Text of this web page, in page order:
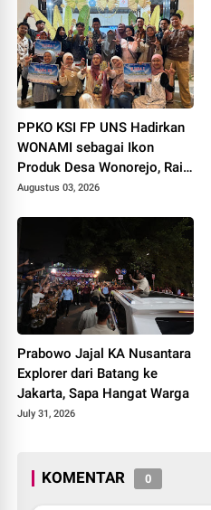
PPKO KSI FP UNS Hadirkan
WONAMI sebagai Ikon
Produk Desa Wonorejo, Raih
Tiga Penghargaan di
2026
Augustus 03, 2026
Prabowo Jajal KA Nusantara
Explorer dari Batang ke
Jakarta, Sapa Hangat Warga
July 31, 2026
KOMENTAR 0